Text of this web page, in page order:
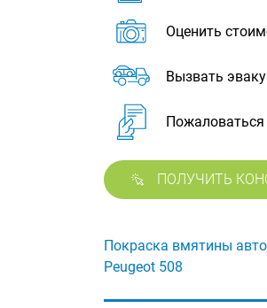
Оценить
Вызвать
Пожаловаться
ПОЛУЧИТЬ
Покраска вмятины
Peugeot 508